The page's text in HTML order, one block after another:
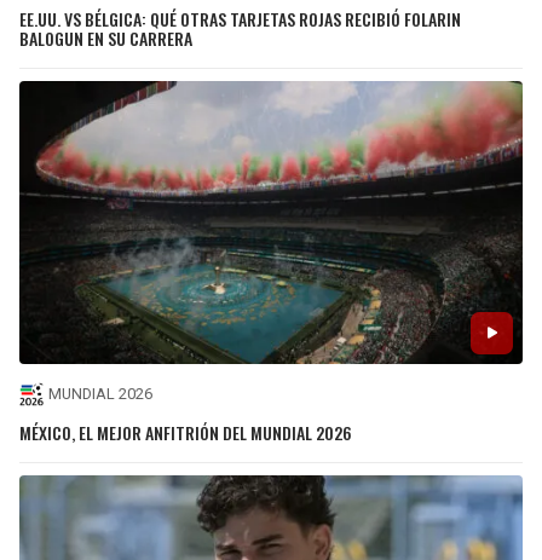
EE.UU. VS BÉLGICA: QUÉ OTRAS TARJETAS ROJAS RECIBIÓ FOLARIN
BALOGUN EN SU CARRERA
MUNDIAL 2026
MÉXICO, EL MEJOR ANFITRIÓN DEL MUNDIAL 2026